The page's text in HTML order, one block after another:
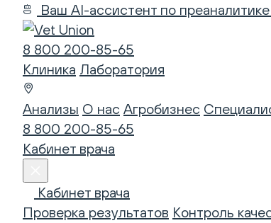
Ваш AI-ассистент по преаналитике
8 800 200-85-65
Клиника Лаборатория
Анализы О нас Агробизнес
8 800 200-85-65
Кабинет врача
Кабинет врача
Проверка результатов Контроль